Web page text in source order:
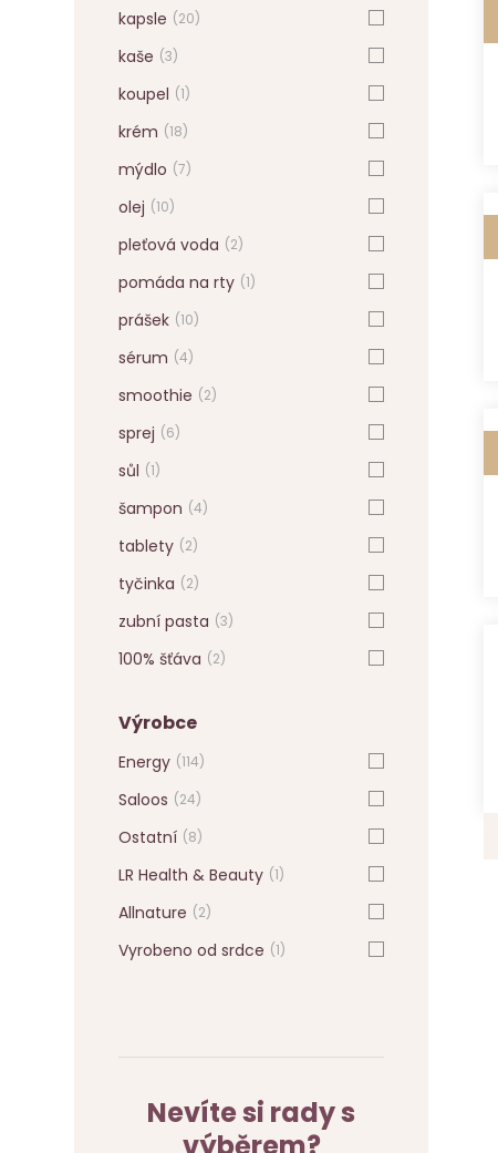
kapsle (20)
kaše (3)
koupel (1)
krém (18)
mýdlo (7)
olej (10)
pleťová voda (2)
pomáda na rty (1)
prášek (10)
sérum (4)
smoothie (2)
sprej (6)
sůl (1)
šampon (4)
tablety (2)
tyčinka (2)
zubní pasta (3)
100% šťáva (2)
Výrobce
Energy (114)
Saloos (24)
Ostatní (8)
LR Health & Beauty (1)
Allnature (2)
Vyrobeno od srdce (1)
Nevíte si rady s
výběrem?